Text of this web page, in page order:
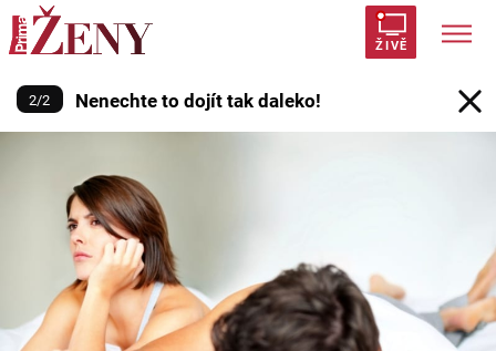
ŽIVĚ
Trendy: Polabí Inspekce Prostřeno!
Témata
Celebrity
Nenechte to dojít tak daleko!
2/2 Nenechte to dojít tak daleko!